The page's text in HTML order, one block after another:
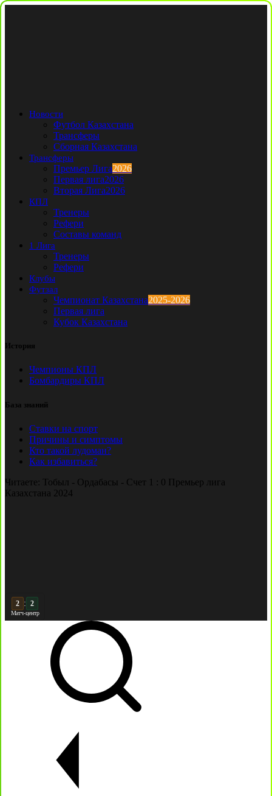
Новости
Футбол Казахстана
Трансферы
Сборная Казахстана
Трансферы
Премьер Лига2026
Первая лига2026
Вторая Лига2026
КПЛ
Тренеры
Рефери
Составы команд
1 Лига
Тренеры
Рефери
Клубы
Футзал
Чемпионат Казахстана2025-2026
Первая лига
Кубок Казахстана
История
Чемпионы КПЛ
Бомбардиры КПЛ
База знаний
Ставки на спорт
Причины и симптомы
Кто такой лудоман?
Как избавиться?
Читаете: Тобыл - Ордабасы - Счет 1 : 0 Премьер лига
Казахстана 2024
3 : 2
Матч-центр